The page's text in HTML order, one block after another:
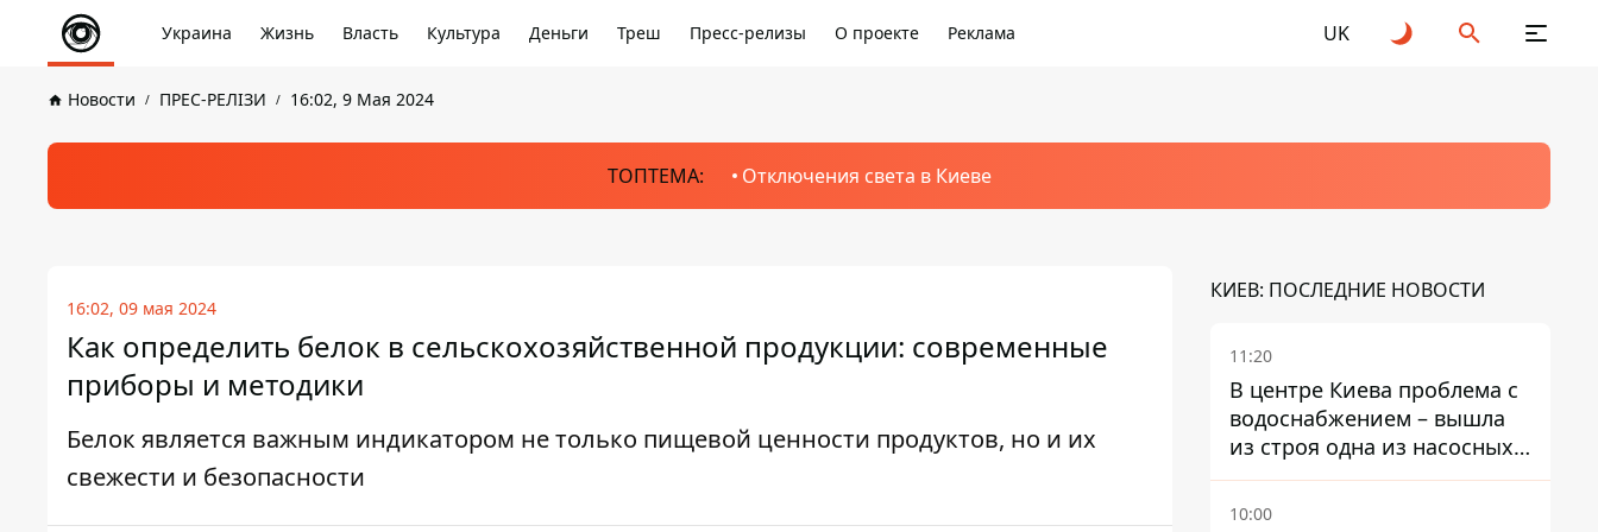
Украина Жизнь Власть Культура Деньги Треш Пресс-релизы О проекте Реклама UK
Новости ПРЕС-РЕЛІЗИ 16:02, 9 Мая 2024
ТОПТЕМА: Отключения света в Киеве
16:02, 09 мая 2024
Как определить белок в сельскохозяйственной продукции: современные
приборы и методики
Белок является важным индикатором не только пищевой ценности продуктов, но и их
свежести и безопасности
КИЕВ: ПОСЛЕДНИЕ НОВОСТИ
11:20
В центре Киева проблема с
водоснабжением – вышла
из строя одна из насосных
станций
10:00